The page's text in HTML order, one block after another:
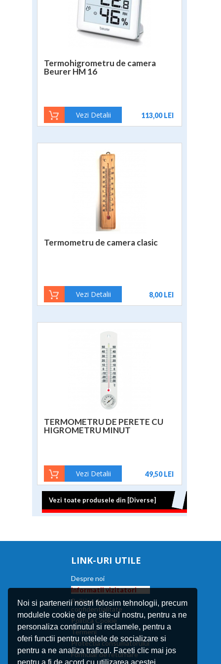
Noi si partenerii nostri folosim tehnologii, precum
modulele cookie de pe site-ul nostru, pentru a ne
personaliza continutul si reclamele, pentru a
oferi functii pentru retelele de socializare si
pentru a ne analiza traficul. Faceti clic mai jos
pentru a fi de acord cu utilizarea acestei
Termohigrometru de camera
Beurer HM 16
Vezi Detalii 113,00 LEI
Termometru de camera clasic
Vezi Detalii 8,00 LEI
TERMOMETRU DE PERETE CU
HIGROMETRU MINUT
Vezi Detalii 49,50 LEI
Vezi toate produsele din [Diverse]
Vezi toate produsele din [Diverse]
LINK-URI UTILE
Despre noi
Informatii vizitatori
Politica de
confidentialitate
Politica Cookie
Termeni
Protectia consumatorului
Formular de returnare